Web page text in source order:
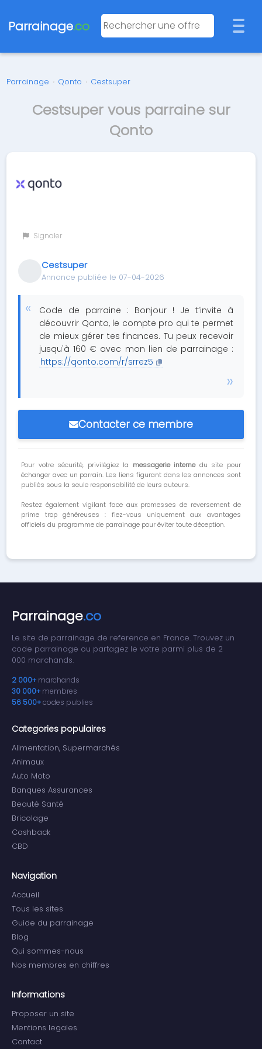
Parrainage.co
Parrainage › Qonto › Cestsuper
Cestsuper vous parraine sur
Qonto
Signaler
Cestsuper
Annonce publiée le 07-04-2026
Code de parraine : Bonjour ! Je t’invite à
découvrir Qonto, le compte pro qui te permet
de mieux gérer tes finances. Tu peux recevoir
jusqu'à 160 € avec mon lien de parrainage :
https://qonto.com/r/srrez5
Contacter ce membre
Pour votre sécurité, privilégiez la messagerie internedu site pour
échanger avec un parrain. Les liens figurant dans les annonces sont
publiés sous la seule responsabilité de leurs auteurs.
Restez également vigilant face aux promesses de reversement de
prime trop généreuses : fiez-vous uniquement aux avantages
officiels du programme de parrainage pour éviter toute déception.
Parrainage.co
Le site de parrainage de reference en France. Trouvez un
code parrainage ou partagez le votre parmi plus de 2
000 marchands.
2 000+ marchands
30 000+ membres
56 500+codes publies
Categories populaires
Alimentation, Supermarchés
Animaux
Auto Moto
Banques Assurances
Beauté Santé
Bricolage
Cashback
CBD
Navigation
Accueil
Tous les sites
Guide du parrainage
Blog
Qui sommes-nous
Nos membres en chiffres
Informations
Proposer un site
Mentions legales
Contact